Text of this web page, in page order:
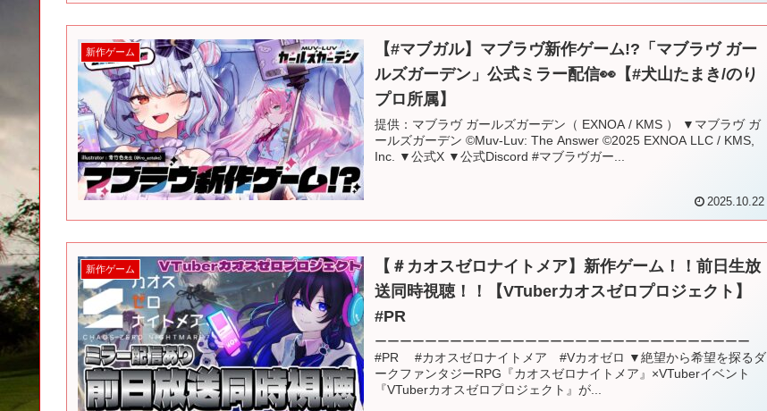
新作ゲーム
【#マブガル】マブラヴ新作ゲーム!?「マブラヴ ガー
ルズガーデン」公式ミラー配信👀【#犬山たまき/のり
プロ所属】
提供：マブラヴ ガールズガーデン（ EXNOA / KMS ） ▼マブラヴ ガ
ールズガーデン ©Muv-Luv: The Answer ©︎2025 EXNOA LLC / KMS,
Inc. ▼公式X ▼公式Discord #マブラヴガー...
2025.10.22
新作ゲーム
【＃カオスゼロナイトメア】新作ゲーム！！前日生放
送同時視聴！！【VTuberカオスゼロプロジェクト】
#PR
ーーーーーーーーーーーーーーーーーーーーーーーーーーーーーー
#PR #カオスゼロナイトメア #Vカオゼロ ▼絶望から希望を探るダ
ークファンタジーRPG『カオスゼロナイトメア』×VTuberイベント
『VTuberカオスゼロプロジェクト』が...